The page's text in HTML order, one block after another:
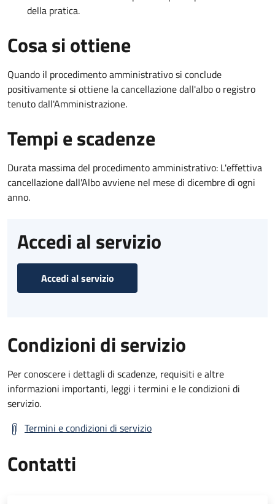
della pratica.
Cosa si ottiene
Quando il procedimento amministrativo si conclude
positivamente si ottiene la cancellazione dall'albo o registro
tenuto dall'Amministrazione.
Tempi e scadenze
Durata massima del procedimento amministrativo: L'effettiva
cancellazione dall'Albo avviene nel mese di dicembre di ogni
anno.
Accedi al servizio
Accedi al servizio
Condizioni di servizio
Per conoscere i dettagli di scadenze, requisiti e altre
informazioni importanti, leggi i termini e le condizioni di
servizio.
Termini e condizioni di servizio
Contatti